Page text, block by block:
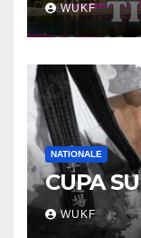
WUKF
NATIONALE
CUPA
WUKF